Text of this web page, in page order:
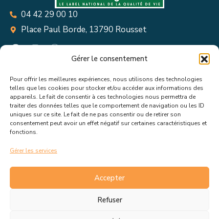
Gérer le consentement
Pour offrir les meilleures expériences, nous utilisons des technologies
telles que les cookies pour stocker et/ou accéder aux informations des
appareils. Le fait de consentir à ces technologies nous permettra de
traiter des données telles que le comportement de navigation ou les ID
uniques sur ce site. Le fait de ne pas consentir ou de retirer son
consentement peut avoir un effet négatif sur certaines caractéristiques et
fonctions.
Gérer les services
Accepter
Refuser
04 42 29 00 10
Place Paul Borde, 13790 Rousset
Suivez toutes les informations &
actualités de votre ville !
mairie de Rousset. En savoir plus sur la gestion de mes